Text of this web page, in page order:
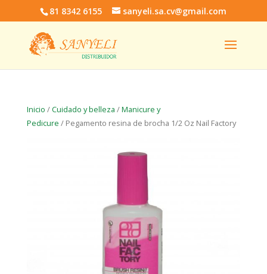
81 8342 6155 sanyeli.sa.cv@gmail.com
Inicio /Cuidado y belleza /Manicure y
Pedicure / Pegamento resina de brocha 1/2 Oz Nail Factory